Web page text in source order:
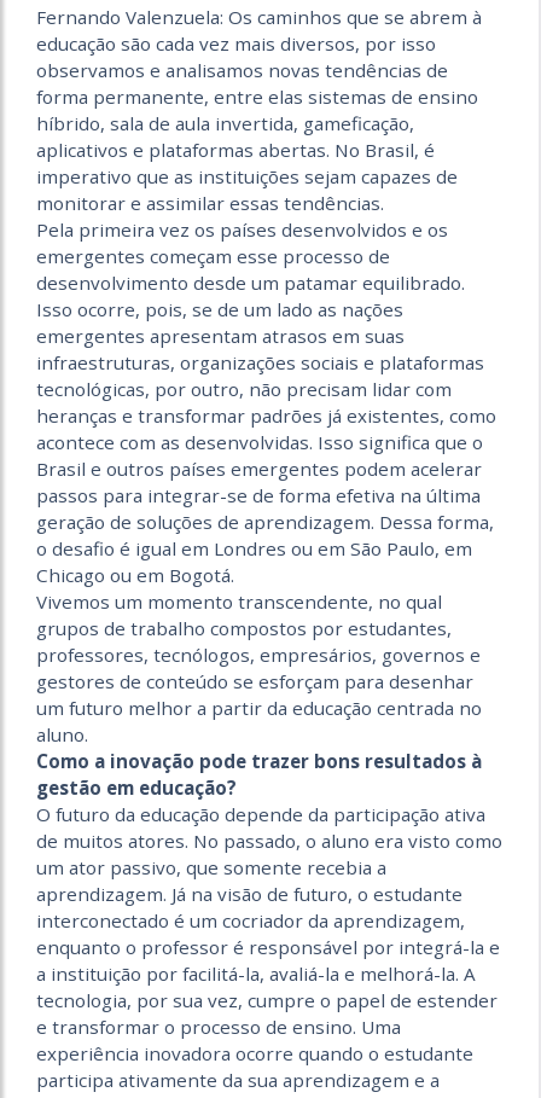
Fernando Valenzuela: Os caminhos que se abrem à
educação são cada vez mais diversos, por isso
observamos e analisamos novas tendências de
forma permanente, entre elas sistemas de ensino
híbrido, sala de aula invertida, gameficação,
aplicativos e plataformas abertas. No Brasil, é
imperativo que as instituições sejam capazes de
monitorar e assimilar essas tendências.
Pela primeira vez os países desenvolvidos e os
emergentes começam esse processo de
desenvolvimento desde um patamar equilibrado.
Isso ocorre, pois, se de um lado as nações
emergentes apresentam atrasos em suas
infraestruturas, organizações sociais e plataformas
tecnológicas, por outro, não precisam lidar com
heranças e transformar padrões já existentes, como
acontece com as desenvolvidas. Isso significa que o
Brasil e outros países emergentes podem acelerar
passos para integrar-se de forma efetiva na última
geração de soluções de aprendizagem. Dessa forma,
o desafio é igual em Londres ou em São Paulo, em
Chicago ou em Bogotá.
Vivemos um momento transcendente, no qual
grupos de trabalho compostos por estudantes,
professores, tecnólogos, empresários, governos e
gestores de conteúdo se esforçam para desenhar
um futuro melhor a partir da educação centrada no
aluno.
Como a inovação pode trazer bons resultados à
gestão em educação?
O futuro da educação depende da participação ativa
de muitos atores. No passado, o aluno era visto como
um ator passivo, que somente recebia a
aprendizagem. Já na visão de futuro, o estudante
interconectado é um cocriador da aprendizagem,
enquanto o professor é responsável por integrá-la e
a instituição por facilitá-la, avaliá-la e melhorá-la. A
tecnologia, por sua vez, cumpre o papel de estender
e transformar o processo de ensino. Uma
experiência inovadora ocorre quando o estudante
participa ativamente da sua aprendizagem e a